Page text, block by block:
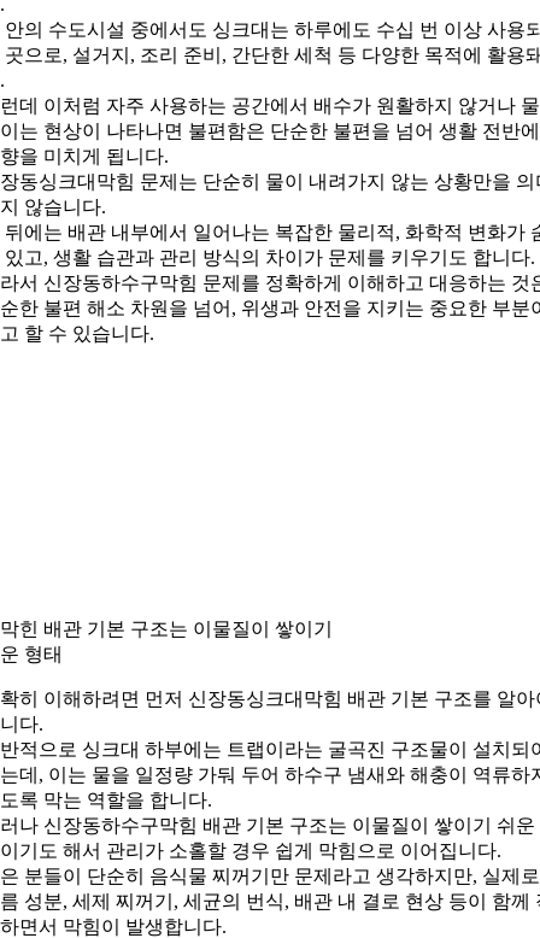
안의 수도시설 중에서도 싱크대는 하루에도 수십 번 이상 사용
곳으로, 설거지, 조리 준비, 간단한 세척 등 다양한 목적에 활용
데 이처럼 자주 사용하는 공간에서 배수가 원활하지 않거나
는 현상이 나타나면 불편함은 단순한 불편을 넘어 생활 전반에
을 미치게 됩니다.
동싱크대막힘 문제는 단순히 물이 내려가지 않는 상황만을 의
않습니다.
뒤에는 배관 내부에서 일어나는 복잡한 물리적, 화학적 변화가
있고, 생활 습관과 관리 방식의 차이가 문제를 키우기도 합니다.
서 신장동하수구막힘 문제를 정확하게 이해하고 대응하는 것
한 불편 해소 차원을 넘어, 위생과 안전을 지키는 중요한 부분
할 수 있습니다.
힌 배관 기본 구조는 이물질이 쌓이기
형태
히 이해하려면 먼저 신장동싱크대막힘 배관 기본 구조를 알아
다.
적으로 싱크대 하부에는 트랩이라는 굴곡진 구조물이 설치되
데, 이는 물을 일정량 가둬 두어 하수구 냄새와 해충이 역류하
록 막는 역할을 합니다.
나 신장동하수구막힘 배관 기본 구조는 이물질이 쌓이기 쉬운
기도 해서 관리가 소홀할 경우 쉽게 막힘으로 이어집니다.
분들이 단순히 음식물 찌꺼기만 문제라고 생각하지만, 실제
성분, 세제 찌꺼기, 세균의 번식, 배관 내 결로 현상 등이 함께
면서 막힘이 발생합니다.